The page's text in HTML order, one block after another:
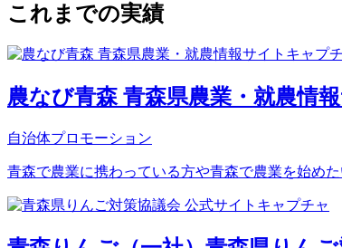
これまでの実績
農なび青森 青森県農業・就農情
自治体プロモーション
青森で農業に携わっている方や青森で農業を始め